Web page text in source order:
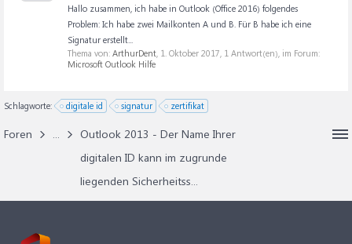
Hallo zusammen, ich habe in Outlook (Office 2016) folgendes
Problem: Ich habe zwei Mailkonten A und B. Für B habe ich eine
Signatur erstellt...
Thema von: ArthurDent, 1. Oktober 2017, 1 Antwort(en), im Forum:
Microsoft Outlook Hilfe
Schlagworte: digitale id signatur zertifikat
Foren ...
Outlook 2013 - Der Name Ihrer
digitalen ID kann im zugrunde
liegenden Sicherheitss...